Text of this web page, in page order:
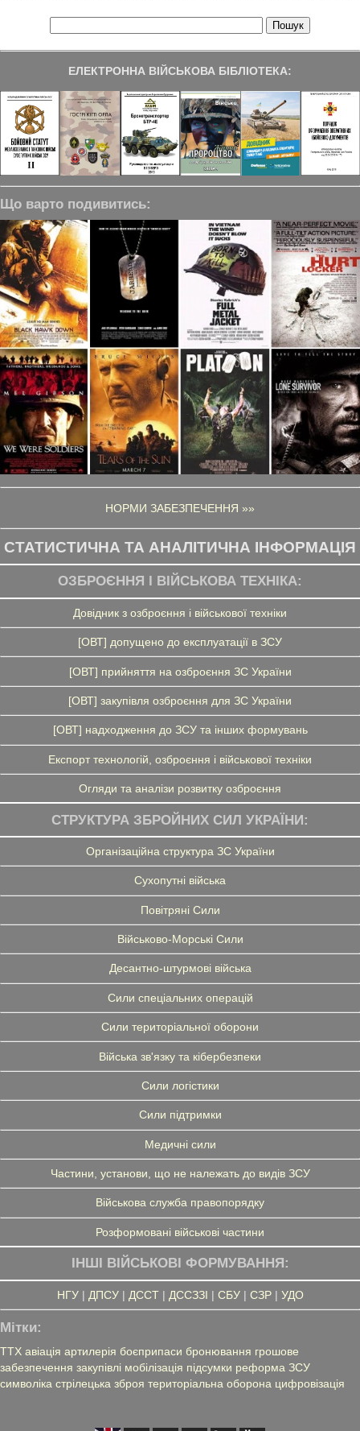
ЕЛЕКТРОННА ВІЙСЬКОВА БІБЛІОТЕКА:
Що варто подивитись:
НОРМИ ЗАБЕЗПЕЧЕННЯ »»
СТАТИСТИЧНА ТА АНАЛІТИЧНА ІНФОРМАЦІЯ
ОЗБРОЄННЯ І ВІЙСЬКОВА ТЕХНІКА:
Довідник з озброєння і військової техніки
[ОВТ] допущено до експлуатації в ЗСУ
[ОВТ] прийняття на озброєння ЗС України
[ОВТ] закупівля озброєння для ЗС України
[ОВТ] надходження до ЗСУ та інших формувань
Експорт технологій, озброєння і військової техніки
Огляди та аналізи розвитку озброєння
СТРУКТУРА ЗБРОЙНИХ СИЛ УКРАЇНИ:
Організаційна структура ЗС України
Сухопутні війська
Повітряні Сили
Військово-Морські Сили
Десантно-штурмові війська
Сили спеціальних операцій
Сили територіальної оборони
Війська зв'язку та кібербезпеки
Сили логістики
Сили підтримки
Медичні сили
Частини, установи, що не належать до видів ЗСУ
Військова служба правопорядку
Розформовані військові частини
ІНШІ ВІЙСЬКОВІ ФОРМУВАННЯ:
НГУ| ДПСУ| ДССТ| ДССЗЗІ | СБУ| СЗР| УДО
Мітки:
ТТХ авіація артилерія боєприпаси бронювання грошове
забезпечення закупівлі мобілізація підсумки реформа ЗСУ
символіка стрілецька зброя територіальна оборона цифровізація